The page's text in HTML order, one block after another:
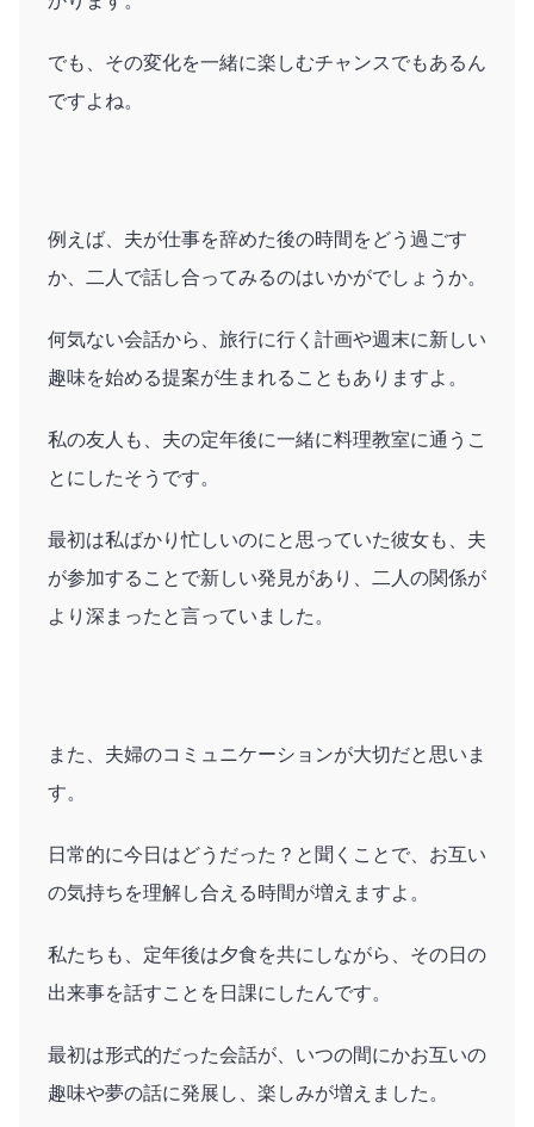
でも、その変化を一緒に楽しむチャンスでもあるん
ですよね。
例えば、夫が仕事を辞めた後の時間をどう過ごす
か、二人で話し合ってみるのはいかがでしょうか。
何気ない会話から、旅行に行く計画や週末に新しい
趣味を始める提案が生まれることもありますよ。
私の友人も、夫の定年後に一緒に料理教室に通うこ
とにしたそうです。
最初は私ばかり忙しいのにと思っていた彼女も、夫
が参加することで新しい発見があり、二人の関係が
より深まったと言っていました。
また、夫婦のコミュニケーションが大切だと思いま
す。
日常的に今日はどうだった？と聞くことで、お互い
の気持ちを理解し合える時間が増えますよ。
私たちも、定年後は夕食を共にしながら、その日の
出来事を話すことを日課にしたんです。
最初は形式的だった会話が、いつの間にかお互いの
趣味や夢の話に発展し、楽しみが増えました。